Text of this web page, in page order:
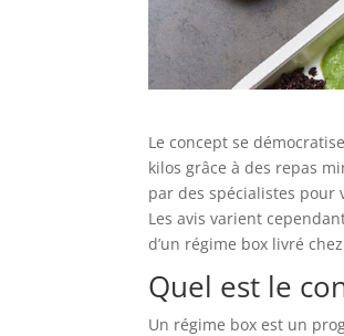
Le concept se
kilos grâce à des repas
par des spécialistes pour
Les avis varient
d’un régime box livré
Quel est le
Un régime box est un